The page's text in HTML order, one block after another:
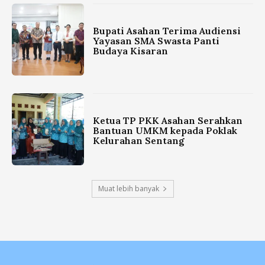
Bupati Asahan Terima Audiensi
Yayasan SMA Swasta Panti
Budaya Kisaran
Ketua TP PKK Asahan Serahkan
Bantuan UMKM kepada Poklak
Kelurahan Sentang
Muat lebih banyak